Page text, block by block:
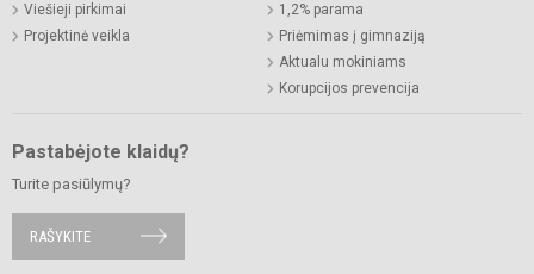
Viešieji pirkimai
Projektinė veikla
1,2% parama
Priėmimas į gimnaziją
Aktualu mokiniams
Korupcijos prevencija
Pastabėjote klaidų?
Turite pasiūlymų?
RAŠYKITE